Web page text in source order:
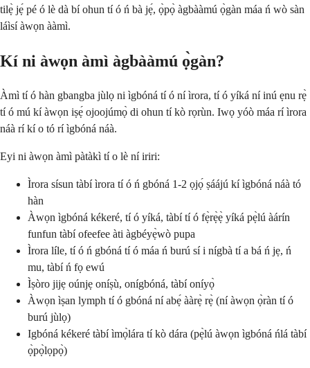
tilẹ̀ jẹ́ pé ó lè dà bí ohun tí ó ń bà jẹ́, ọ̀pọ̀ àgbààmú ọ̀gàn máa ń wò sàn
láìsí àwọn ààmì.
Kí ni àwọn àmì àgbààmú ọ̀gàn?
Àmì tí ó hàn gbangba jùlọ ni ìgbóná tí ó ní ìrora, tí ó yíká ní inú ẹnu rẹ̀
tí ó mú kí àwọn iṣẹ́ ojoojúmọ̀ di ohun tí kò rọrùn. Iwọ yóò máa rí ìrora
náà rí kí o tó rí ìgbóná náà.
Eyi ni àwọn àmì pàtàkì tí o lè ní iriri:
Ìrora sísun tàbí ìrora tí ó ń gbóná 1-2 ọjọ́ ṣáájú kí ìgbóná náà tó
hàn
Àwọn ìgbóná kékeré, tí ó yíká, tàbí tí ó fẹ̀rẹ̀ẹ̀ yíká pẹ̀lú àárín
funfun tàbí ofeefee àti àgbéyẹ̀wò pupa
Ìrora líle, tí ó ń gbóná tí ó máa ń burú sí i nígbà tí a bá ń jẹ, ń
mu, tàbí ń fọ ewú
Ìṣòro jijẹ oúnjẹ oníṣù, onígbóná, tàbí oníyọ̀
Àwọn ìṣan lymph tí ó gbóná ní abẹ́ ààrẹ̀ rẹ̀ (ní àwọn ọ̀ràn tí ó
burú jùlọ)
Igbóná kékeré tàbí ìmọ̀lára tí kò dára (pẹ̀lú àwọn ìgbóná ńlá tàbí
ọ̀pọ̀lọpọ̀)